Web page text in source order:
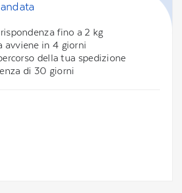
fino a 2 kg
avviene in 4 giorni
della tua spedizione
di 30 giorni